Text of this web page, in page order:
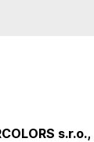
s.r.o.,